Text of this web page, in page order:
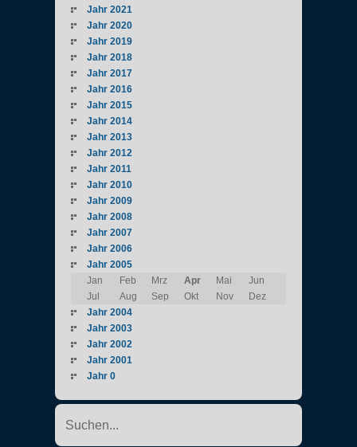
Jahr 2021
Jahr 2020
Jahr 2019
Jahr 2018
Jahr 2017
Jahr 2016
Jahr 2015
Jahr 2014
Jahr 2013
Jahr 2012
Jahr 2011
Jahr 2010
Jahr 2009
Jahr 2008
Jahr 2007
Jahr 2006
Jahr 2005
Jan
Feb Mrz Apr Mai
Jun
Jul
Aug Sep Okt Nov
Dez
Jahr 2004
Jahr 2003
Jahr 2002
Jahr 2001
Jahr 0